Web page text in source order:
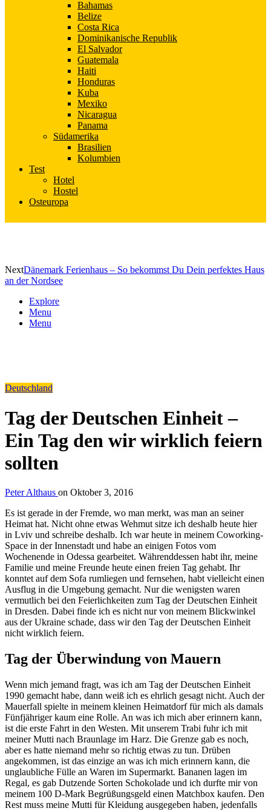
Bahamas
Belize
Costa Rica
Dominikanische Republik
El Salvador
Guatemala
Haiti
Honduras
Kuba
Mexiko
Nicaragua
Panama
Südamerika
Brasilien
Kolumbien
Test
Hotel
Hostel
Osteuropa
NextDänemark Ferienhaus – So bekommst Du Dein perfektes Haus
an der Nordsee
Explore
Menu
Menu
Deutschland
Tag der Deutschen Einheit –
Ein Tag den wir wirklich feiern
sollten
Peter Althaus on Oktober 3, 2016
Es ist gerade in der Fremde, wo man merkt, was man an seiner
Heimat hat. Nicht ohne etwas Wehmut sitze ich deshalb heute hier
in Lviv und schreibe deshalb. Ich war heute in meinem Coworking-
Space in der Innenstadt und habe an einigen Fotos vom
Wochenende in Odessa gearbeitet. Währenddessen habt ihr, meine
Familie und meine Freunde heute einen freien Tag gehabt. Ihr
konntet auf dem Sofa rumliegen und fernsehen, habt vielleicht einen
Ausflug in die Umgebung gemacht. Nur die wenigsten waren
vermutlich bei den Feierlichkeiten zum Tag der Deutschen Einheit
in Dresden. Dabei finde ich es nicht nur von meinem Blickwinkel
aus der Ukraine schade, dass wir den Tag der Deutschen Einheit
nicht wirklich feiern.
Tag der Überwindung von Mauern
Wenn mich jemand fragt, was ich am Tag der Deutschen Einheit
1990 gemacht habe, dann weiß ich es ehrlich gesagt nicht. Auch der
Mauerfall spielte in meinem kleinen Heimatdorf für mich als damals
Fünfjähriger kaum eine Rolle. An was ich mich aber erinnern kann,
ist die erste Fahrt in den Westen. Mit unserem Trabi fuhr ich mit
meiner Mutti nach Braunlage im Harz. Die Grenze gab es noch,
aber es hatte niemand mehr so richtig etwas zu tun. Drüben
angekommen, ist das einzige an was ich mich erinnern kann, die
unglaubliche Fülle an Waren im Supermarkt. Bananen lagen im
Regal, es gab Dutzende Sorten Schokolade und ich durfte mir von
meinem 100 D-Mark Begrüßungsgeld einen Matchbox kaufen. Den
Rest muss meine Mutti für Kleidung ausgegeben haben, jedenfalls